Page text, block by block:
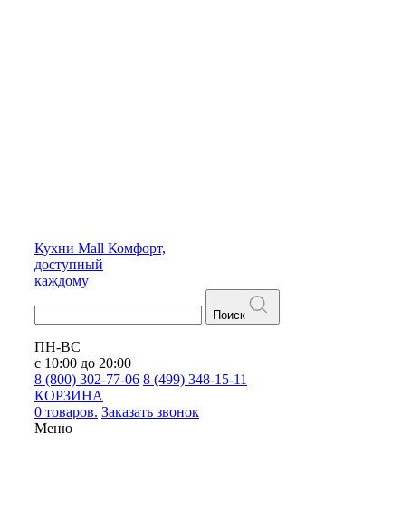
Кухни Mall Комфорт,
доступный
каждому
Поиск
ПН-ВС
с 10:00 до 20:00
8 (800) 302-77-06 8 (499) 348-15-11
КОРЗИНА
0 товаров. Заказать звонок
Меню